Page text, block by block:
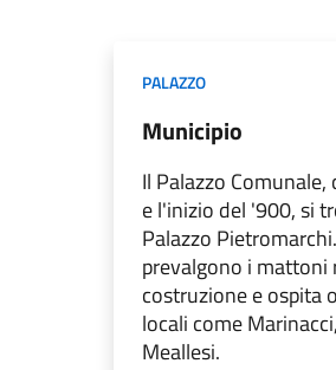
PALAZZO
Municipio
Il Palazzo
e l'inizio del '900, si
Palazzo
prevalgono i mattoni
costruzione e ospita
locali come
Meallesi.